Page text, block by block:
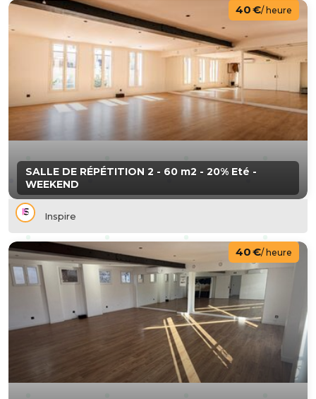
SALLE DE RÉPÉTITION 2 - 60 m2 - 20% Eté -
WEEKEND
40 €/ heure
Inspire
40 €/ heure